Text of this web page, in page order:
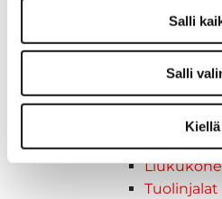
Salli
Salli
Kiellä
Askelmat
Taavetit
Venetuolit ja -
Tuolinjalat